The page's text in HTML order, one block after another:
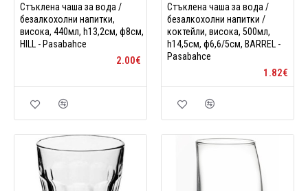
Стъклена чаша за вода /
безалкохолни напитки,
висока, 440мл, h13,2см, ф8см,
HILL - Pasabahce
2.00€
Стъклена чаша за вода /
безалкохолни напитки /
коктейли, висока, 500мл,
h14,5см, ф6,6/5см, BARREL -
Pasabahce
1.82€